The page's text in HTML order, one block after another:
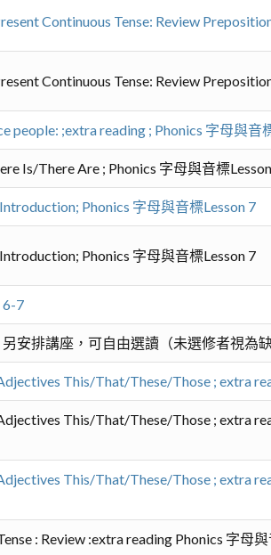
Continuous Tense: Review
Continuous Tense: Review
people: ;extra reading ; Phonics 字母與音
Is/There Are ; Phonics 字母與音標
Phonics 字母與音標Lesson 7
Phonics 字母與音標Lesson 7
6-7
安排講座，可自由選讀（未選修者視為缺
This/That/These/Those ; extra
This/That/These/Those ; extra
This/That/These/Those ; extra
: Review :extra reading Phonics 字母